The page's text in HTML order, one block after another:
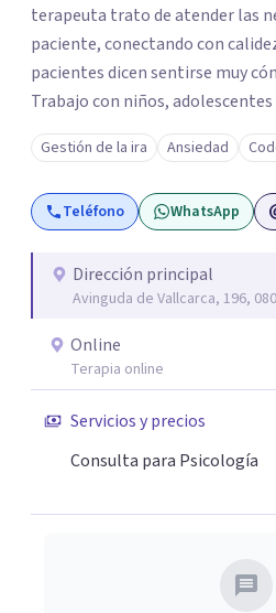
terapeuta trato de atender las
paciente, conectando con
pacientes dicen sentirse muy
Trabajo con niños,
Gestión de la ira Ansiedad
Teléfono WhatsApp
Dirección principal
Avinguda de Vallcarca, 196,
Online
Terapia online
Servicios y precios
Consulta para Psicología